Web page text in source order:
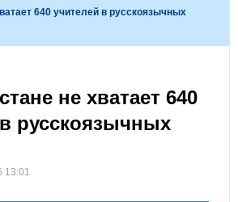
640 учителей в русскоязычных
не хватает 640
русскоязычных
13:01